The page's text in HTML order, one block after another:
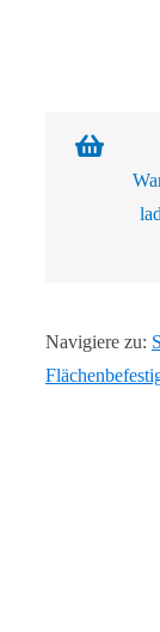
Navigiere zu: